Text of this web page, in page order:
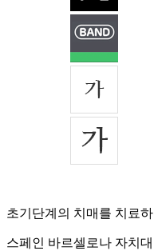
초기단계의 치매를 치료
스페인 바르셀로나 자치